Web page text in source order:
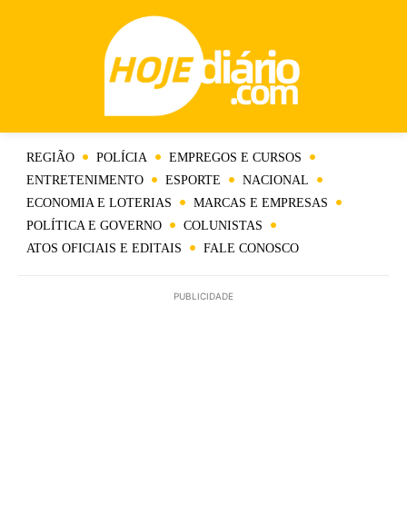
REGIÃO POLÍCIA
EMPREGOS E CURSOS
ENTRETENIMENTO
ESPORTE
NACIONAL
ECONOMIA E LOTERIAS
MARCAS E EMPRESAS
POLÍTICA E GOVERNO
COLUNISTAS
ATOS OFICIAIS E EDITAIS
FALE CONOSCO
PUBLICIDADE